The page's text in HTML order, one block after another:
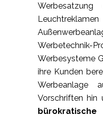
Werbetechnik-
Werbesysteme
ihre Kunden
Werbeanlage
Vorschriften hin